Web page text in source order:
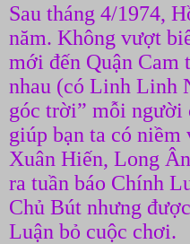
Sau tháng 4/1974,
năm. Không vượt
mới đến Quận Cam
nhau (có Linh Linh
góc trời” mỗi người
giúp bạn ta có
Xuân Hiến, Long
ra tuần báo Chính
Chủ Bút nhưng
Luận bỏ cuộc chơi.